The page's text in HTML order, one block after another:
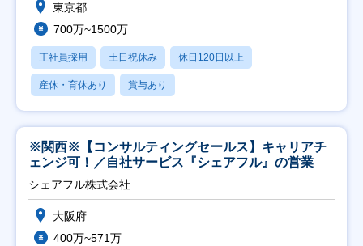
東京都
700万~1500万
正社員採用 土日祝休み 休日120日以上
産休・育休あり 賞与あり
※関西※【コンサルティングセールス】キャリアチ
ェンジ可！／自社サービス『シェアフル』の営業
シェアフル株式会社
大阪府
400万~571万